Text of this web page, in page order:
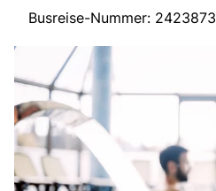
Start
Mehrtagesreisen
Tagesreisen
Bus mieten
Busreise-Nummer: 2423873